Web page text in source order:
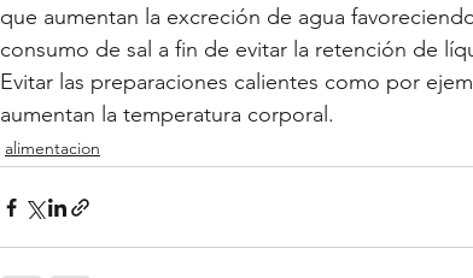
que aumentan la excreción de agua
consumo de sal a fin de evitar la retención de
Evitar las preparaciones calientes como por
aumentan la temperatura corporal.
alimentacion